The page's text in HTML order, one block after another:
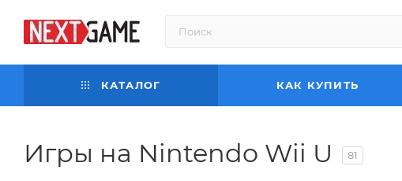
КАТАЛОГ КАК КУПИТЬ
Игры на Nintendo Wii U 81